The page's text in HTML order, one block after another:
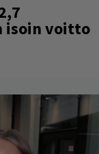
isoin voitto